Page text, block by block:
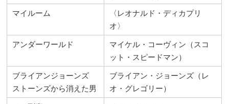
マイルーム
〈レオナルド・ディカプリ
オ〉
アンダーワールド
マイケル・コーヴィン（スコ
ット・スピードマン）
ブライアンジョーンズ
ストーンズから消えた男
ブライアン・ジョーンズ（レ
オ・グレゴリー）